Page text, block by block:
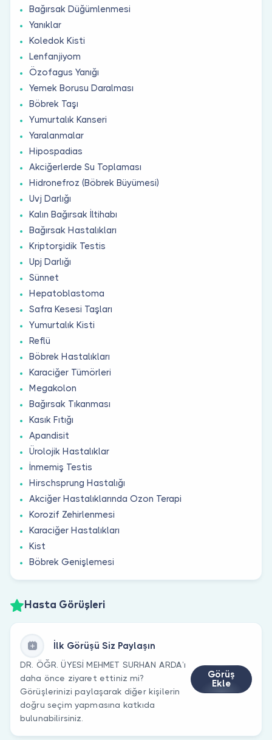
Bağırsak Düğümlenmesi
Yanıklar
Koledok Kisti
Lenfanjiyom
Özofagus Yanığı
Yemek Borusu Daralması
Böbrek Taşı
Yumurtalık Kanseri
Yaralanmalar
Hipospadias
Akciğerlerde Su Toplaması
Hidronefroz (Böbrek Büyümesi)
Uvj Darlığı
Kalın Bağırsak İltihabı
Bağırsak Hastalıkları
Kriptorşidik Testis
Upj Darlığı
Sünnet
Hepatoblastoma
Safra Kesesi Taşları
Yumurtalık Kisti
Reflü
Böbrek Hastalıkları
Karaciğer Tümörleri
Megakolon
Bağırsak Tıkanması
Kasık Fıtığı
Apandisit
Ürolojik Hastalıklar
İnmemiş Testis
Hirschsprung Hastalığı
Akciğer Hastalıklarında Ozon Terapi
Korozif Zehirlenmesi
Karaciğer Hastalıkları
Kist
Böbrek Genişlemesi
Hasta Görüşleri
İlk Görüşü Siz Paylaşın
DR. ÖĞR. ÜYESİ MEHMET SURHAN ARDA’ı
daha önce ziyaret ettiniz mi?
Görüşlerinizi paylaşarak diğer kişilerin
doğru seçim yapmasına katkıda
bulunabilirsiniz.
Görüş
Ekle